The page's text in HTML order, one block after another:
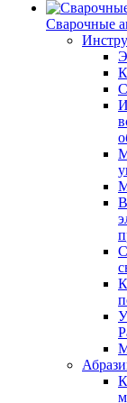
Сварочные